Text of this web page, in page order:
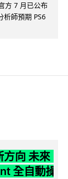
方 7 月已公布
析師預期 PS6
向 未來
全自動操